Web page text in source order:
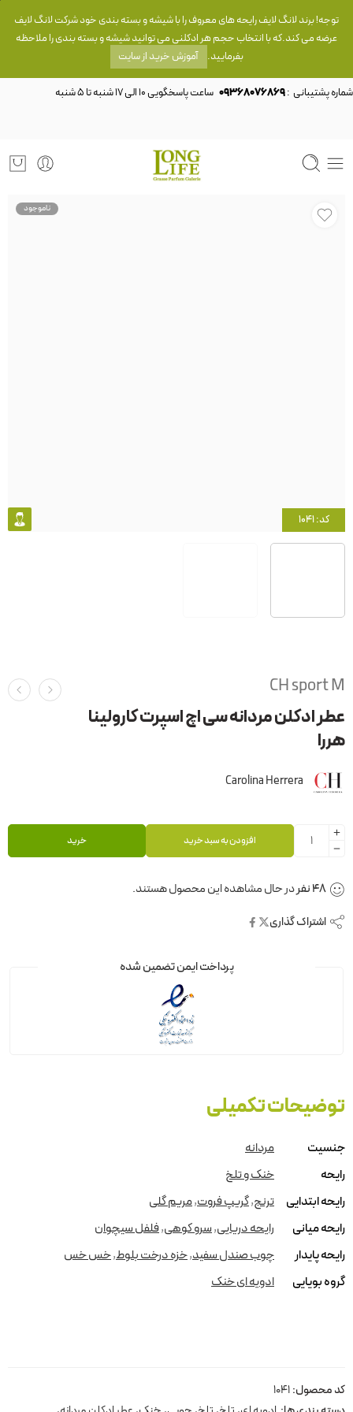
توجه! برند لانگ لایف رایحه های معروف را با شیشه و بسته بندی خود شرکت لانگ لایف
عرضه می کند.که با انتخاب حجم هر ادکلنی می توانید شیشه و بسته بندی را ملاحظه
بفرمایید. آموزش خرید از سایت
شماره پشتیبانی :09368076869
ناموجود
کد: 1041
CH sport M
عطر ادکلن مردانه سی اچ اسپرت کارولینا
هررا
Carolina Herrera
افزودن به سبد خرید خرید
48نفردر حال مشاهده این محصول هستند.
اشتراک گذاری
پرداخت ایمن تضمین شده
توضیحات تکمیلی
جنسیت
مردانه
رایحه
خنک و تلخ
رایحه ابتدایی
ترنج,گریپ فروت,مریم گلی
رایحه میانی
رایحه دریایی,سرو کوهی,فلفل سیچوان
رایحه پایدار
چوب صندل سفید,خزه درخت بلوط,خس خس
گروه بویایی
ادویه ای خنک
کد محصول:1041